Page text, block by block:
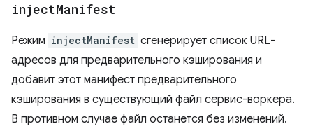
injectManifest
Режим injectManifest сгенерирует список URL-
адресов для предварительного кэширования и
добавит этот манифест предварительного
кэширования в существующий файл сервис-воркера.
В противном случае файл останется без изменений.